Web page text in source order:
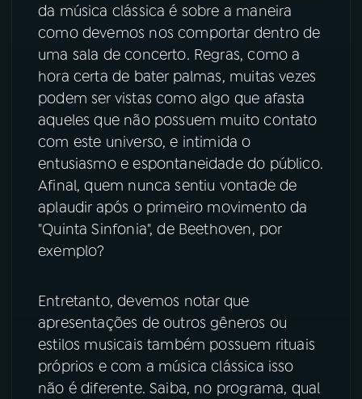
PRÊMIO RÁDIO MEC
ACOMPANHE A RÁDIO MEC
YouTube Facebook
Instagram X
da música clássica é sobre a maneira
como devemos nos comportar dentro de
uma sala de concerto. Regras, como a
hora certa de bater palmas, muitas vezes
podem ser vistas como algo que afasta
aqueles que não possuem muito contato
com este universo, e intimida o
entusiasmo e espontaneidade do público.
Afinal, quem nunca sentiu vontade de
aplaudir após o primeiro movimento da
"Quinta Sinfonia", de Beethoven, por
exemplo?
Entretanto, devemos notar que
apresentações de outros gêneros ou
estilos musicais também possuem rituais
próprios e com a música clássica isso
não é diferente. Saiba, no programa, qual